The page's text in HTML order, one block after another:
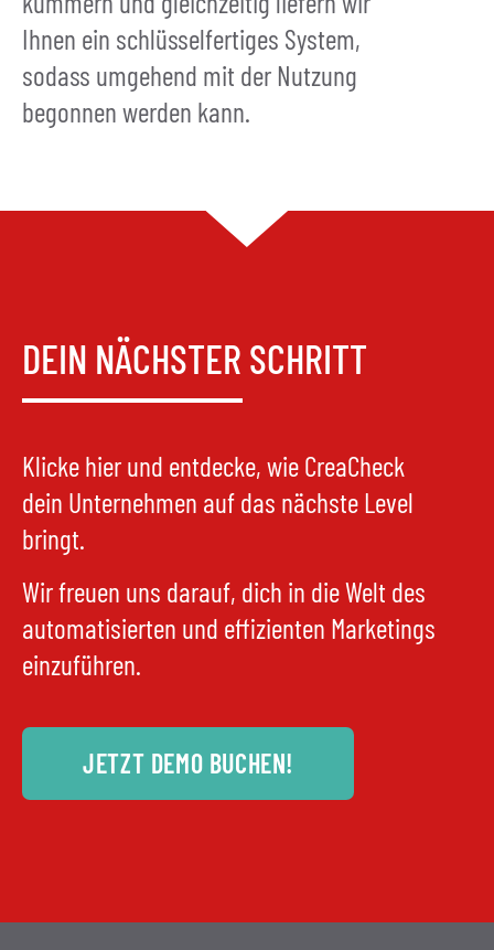
Ihnen ein schlüsselfertiges System,
sodass umgehend mit der Nutzung
begonnen werden kann.
DEIN NÄCHSTER SCHRITT
Klicke hier und entdecke, wie CreaCheck
dein Unternehmen auf das nächste Level
bringt.
Wir freuen uns darauf, dich in die Welt des
automatisierten und effizienten Marketings
einzuführen.
JETZT DEMO BUCHEN!